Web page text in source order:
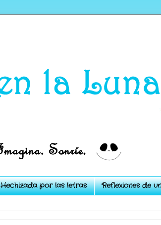
Hechizada por las letras Reflexiones de